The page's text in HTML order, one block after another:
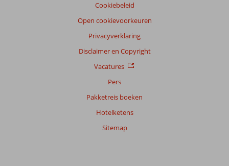
Cookiebeleid
Open cookievoorkeuren
Privacyverklaring
Disclaimer en Copyright
Vacatures
Pers
Pakketreis boeken
Hotelketens
Sitemap